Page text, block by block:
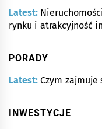
Latest:
rynku i atrakcyjność
PORADY
Latest: Czym zajmuje
INWESTYCJE